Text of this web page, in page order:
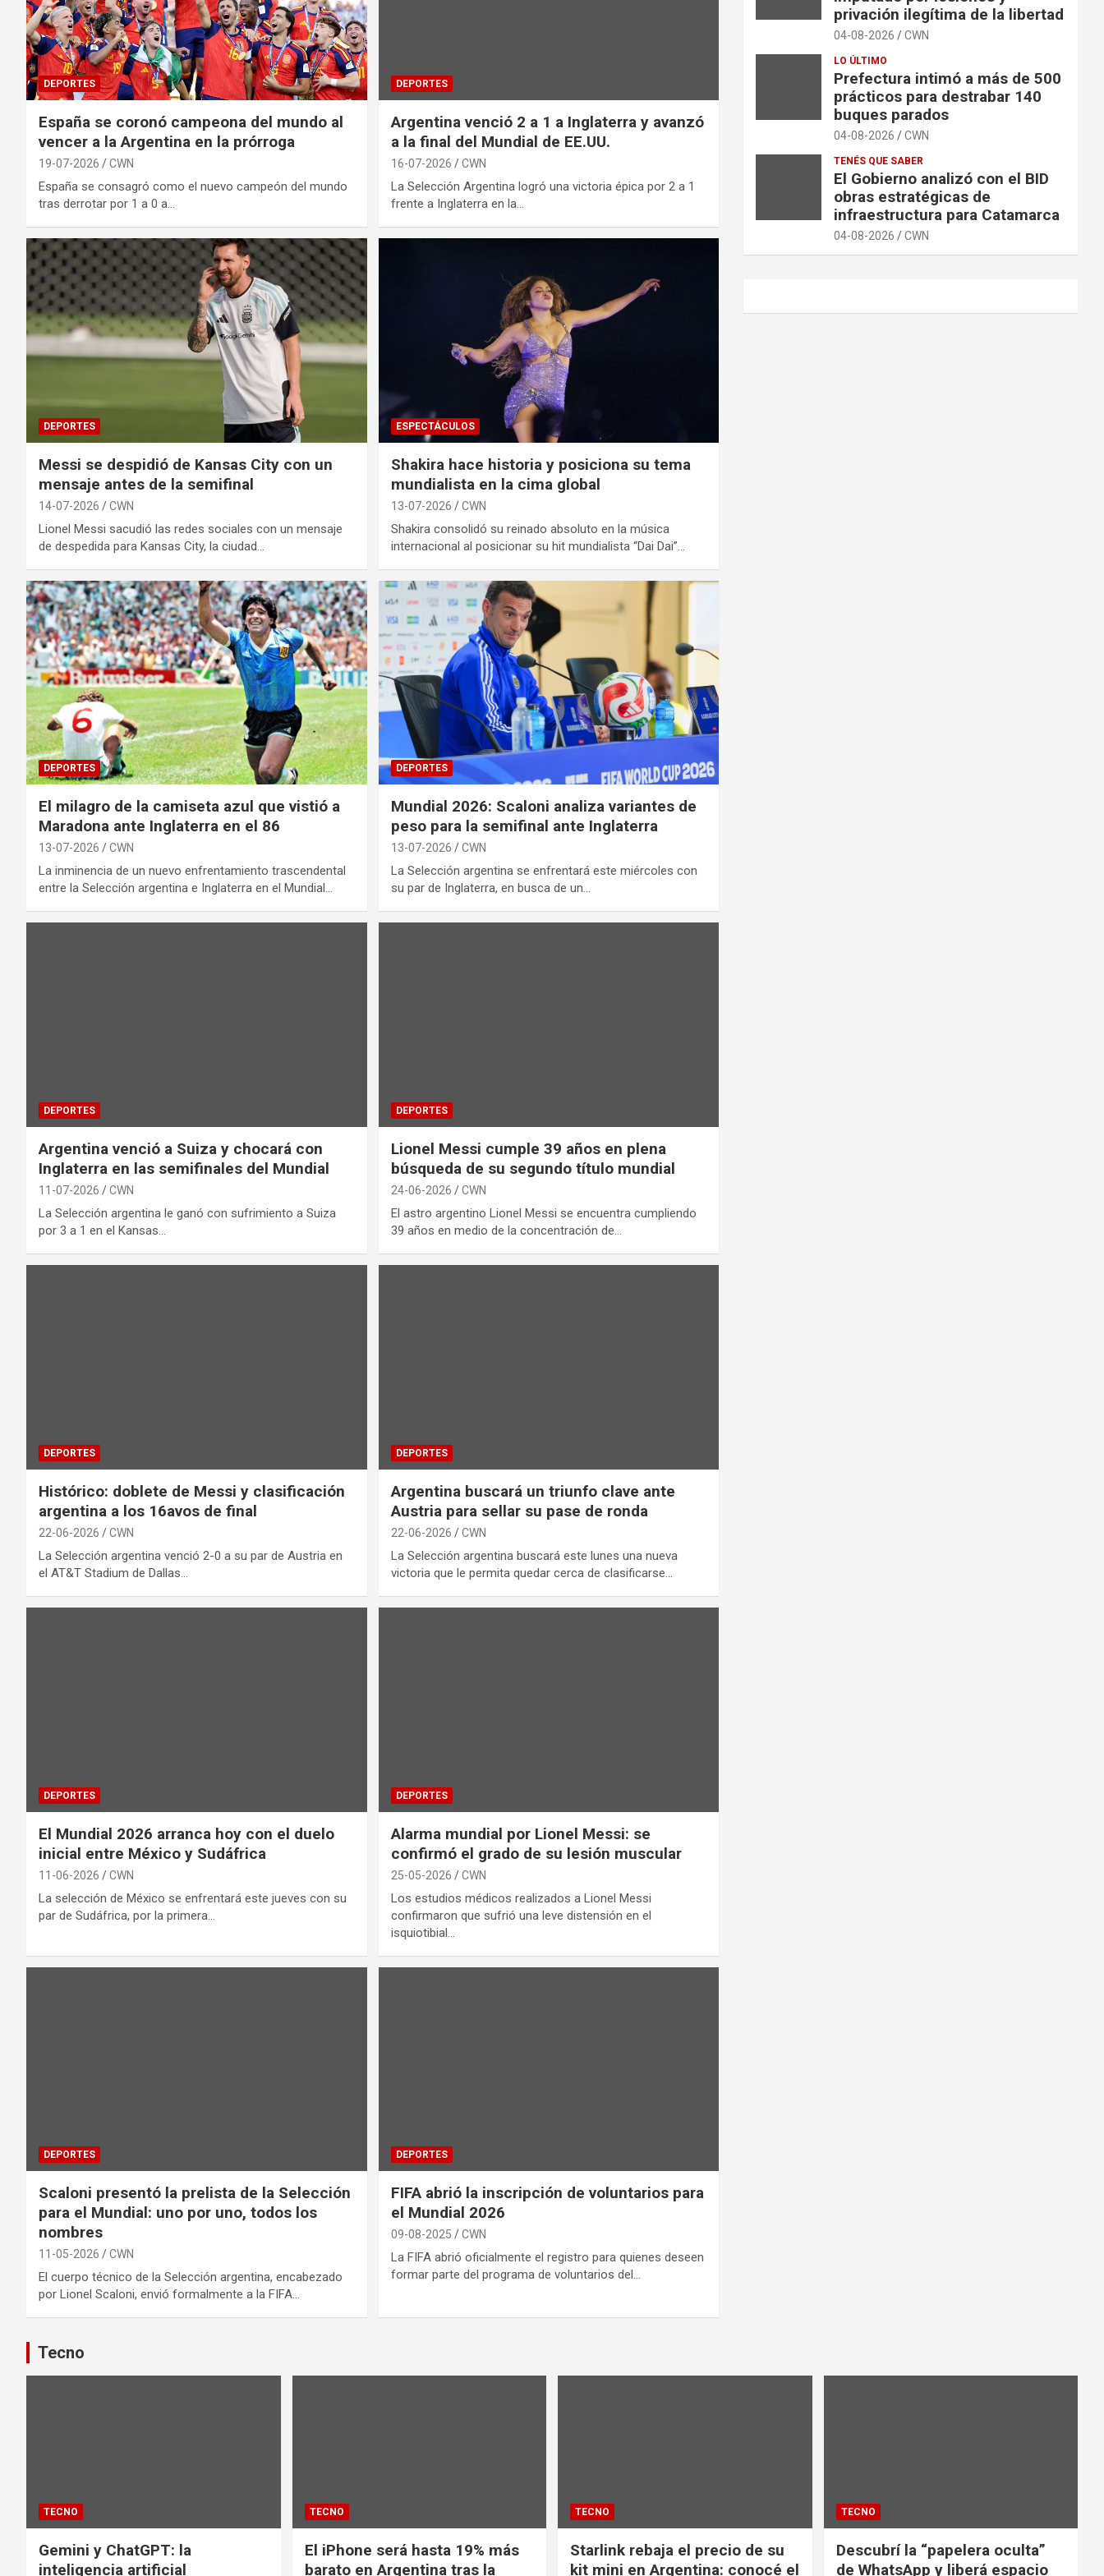
DEPORTES
España se coronó campeona del mundo al
vencer a la Argentina en la prórroga
19-07-2026 CWN
España se consagró como el nuevo campeón del mundo
tras derrotar por 1 a 0 a…
DEPORTES
Argentina venció 2 a 1 a Inglaterra y avanzó
a la final del Mundial de EE.UU.
16-07-2026 CWN
La Selección Argentina logró una victoria épica por 2 a 1
frente a Inglaterra en la…
DEPORTES
Messi se despidió de Kansas City con un
mensaje antes de la semifinal
14-07-2026 CWN
Lionel Messi sacudió las redes sociales con un mensaje
de despedida para Kansas City, la ciudad…
ESPECTÁCULOS
Shakira hace historia y posiciona su tema
mundialista en la cima global
13-07-2026 CWN
Shakira consolidó su reinado absoluto en la música
internacional al posicionar su hit mundialista “Dai Dai”…
DEPORTES
El milagro de la camiseta azul que vistió a
Maradona ante Inglaterra en el 86
13-07-2026 CWN
La inminencia de un nuevo enfrentamiento trascendental
entre la Selección argentina e Inglaterra en el Mundial…
DEPORTES
Mundial 2026: Scaloni analiza variantes de
peso para la semifinal ante Inglaterra
13-07-2026 CWN
La Selección argentina se enfrentará este miércoles con
su par de Inglaterra, en busca de un…
DEPORTES
Argentina venció a Suiza y chocará con
Inglaterra en las semifinales del Mundial
11-07-2026 CWN
La Selección argentina le ganó con sufrimiento a Suiza
por 3 a 1 en el Kansas…
DEPORTES
Lionel Messi cumple 39 años en plena
búsqueda de su segundo título mundial
24-06-2026 CWN
El astro argentino Lionel Messi se encuentra cumpliendo
39 años en medio de la concentración de…
DEPORTES
Histórico: doblete de Messi y clasificación
argentina a los 16avos de final
22-06-2026 CWN
La Selección argentina venció 2-0 a su par de Austria en
el AT&T Stadium de Dallas…
DEPORTES
Argentina buscará un triunfo clave ante
Austria para sellar su pase de ronda
22-06-2026 CWN
La Selección argentina buscará este lunes una nueva
victoria que le permita quedar cerca de clasificarse…
DEPORTES
El Mundial 2026 arranca hoy con el duelo
inicial entre México y Sudáfrica
11-06-2026 CWN
La selección de México se enfrentará este jueves con su
par de Sudáfrica, por la primera…
DEPORTES
Alarma mundial por Lionel Messi: se
confirmó el grado de su lesión muscular
25-05-2026 CWN
Los estudios médicos realizados a Lionel Messi
confirmaron que sufrió una leve distensión en el
isquiotibial…
DEPORTES
Scaloni presentó la prelista de la Selección
para el Mundial: uno por uno, todos los
nombres
11-05-2026 CWN
El cuerpo técnico de la Selección argentina, encabezado
por Lionel Scaloni, envió formalmente a la FIFA…
DEPORTES
FIFA abrió la inscripción de voluntarios para
el Mundial 2026
09-08-2025 CWN
La FIFA abrió oficialmente el registro para quienes deseen
formar parte del programa de voluntarios del…
privación ilegítima de la libertad
04-08-2026 CWN
LO ÚLTIMO
Prefectura intimó a más de 500
prácticos para destrabar 140
buques parados
04-08-2026 CWN
TENÉS QUE SABER
El Gobierno analizó con el BID
obras estratégicas de
infraestructura para Catamarca
04-08-2026 CWN
Tecno
TECNO
Gemini y ChatGPT: la
inteligencia artificial
TECNO
El iPhone será hasta 19% más
barato en Argentina tras la
TECNO
Starlink rebaja el precio de su
kit mini en Argentina: conocé el
TECNO
Descubrí la “papelera oculta”
de WhatsApp y liberá espacio